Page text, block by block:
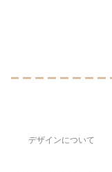
デザインについて